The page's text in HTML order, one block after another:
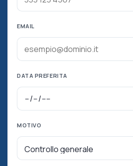
EMAIL
DATA PREFERITA
MOTIVO